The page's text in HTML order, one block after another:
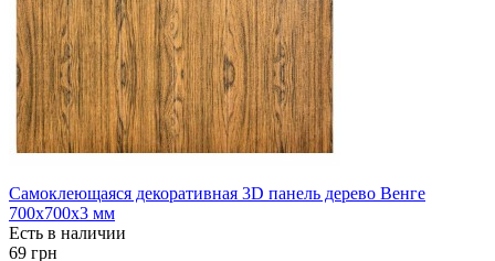
Самоклеющаяся декоративная 3D панель дерево Венге
700x700x3 мм
Есть в наличии
69 грн